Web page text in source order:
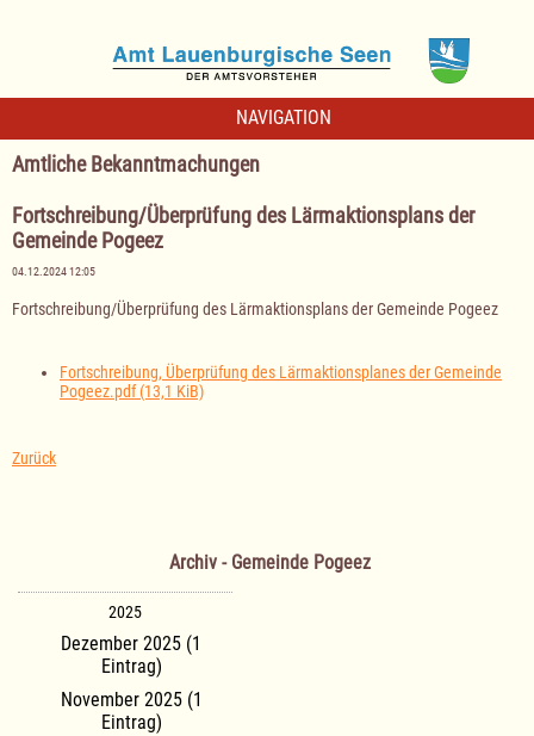
NAVIGATION
Amtliche Bekanntmachungen
Fortschreibung/Überprüfung des Lärmaktionsplans der
Gemeinde Pogeez
04.12.2024 12:05
Fortschreibung/Überprüfung des Lärmaktionsplans der Gemeinde Pogeez
Fortschreibung, Überprüfung des Lärmaktionsplanes der Gemeinde
Pogeez.pdf(13,1 KiB)
Zurück
Archiv - Gemeinde Pogeez
2025
Dezember 2025 (1
Eintrag)
November 2025 (1
Eintrag)